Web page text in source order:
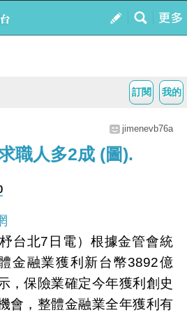
我的
訂閱
jimenevb76a
職人多2成 (圖).
台北7日電）根據金管會統
金融業獲利新台幣3892億
，保險業確定今年獲利創史
會，整體金融業全年獲利有